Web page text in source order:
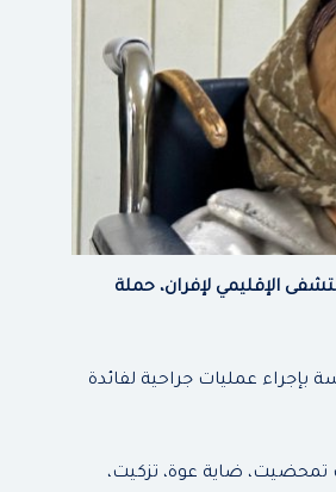
حملاتها الطبية حيث ستنظم يومي 30 و 31 ماي بالمستشفى الإقليمي لإفران، حملة
بإجراء عمليات جراحية لفائدة
تمحضيت، ضاية عوة، تزكيت،